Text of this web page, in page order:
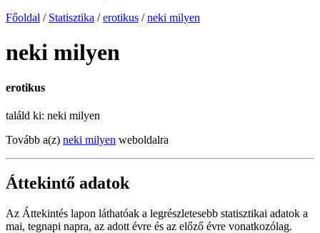
Főoldal / Statisztika /erotikus /neki milyen
neki milyen
erotikus
találd ki: neki milyen
Tovább a(z) neki milyen weboldalra
Áttekintő adatok
Az Áttekintés lapon láthatóak a legrészletesebb statisztikai adatok a
mai, tegnapi napra, az adott évre és az előző évre vonatkozólag.